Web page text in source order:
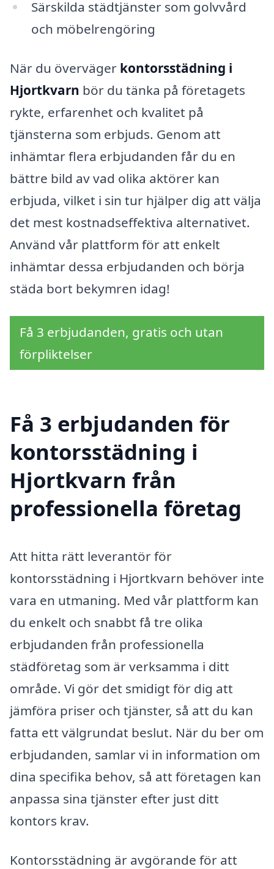
Särskilda städtjänster som golvvård
och möbelrengöring
När du överväger kontorsstädning i
Hjortkvarn bör du tänka på företagets
rykte, erfarenhet och kvalitet på
tjänsterna som erbjuds. Genom att
inhämtar flera erbjudanden får du en
bättre bild av vad olika aktörer kan
erbjuda, vilket i sin tur hjälper dig att välja
det mest kostnadseffektiva alternativet.
Använd vår plattform för att enkelt
inhämtar dessa erbjudanden och börja
städa bort bekymren idag!
Få 3 erbjudanden, gratis och utan
förpliktelser
Få 3 erbjudanden för
kontorsstädning i
Hjortkvarn från
professionella företag
Att hitta rätt leverantör för
kontorsstädning i Hjortkvarn behöver inte
vara en utmaning. Med vår plattform kan
du enkelt och snabbt få tre olika
erbjudanden från professionella
städföretag som är verksamma i ditt
område. Vi gör det smidigt för dig att
jämföra priser och tjänster, så att du kan
fatta ett välgrundat beslut. När du ber om
erbjudanden, samlar vi in information om
dina specifika behov, så att företagen kan
anpassa sina tjänster efter just ditt
kontors krav.
Kontorsstädning är avgörande för att